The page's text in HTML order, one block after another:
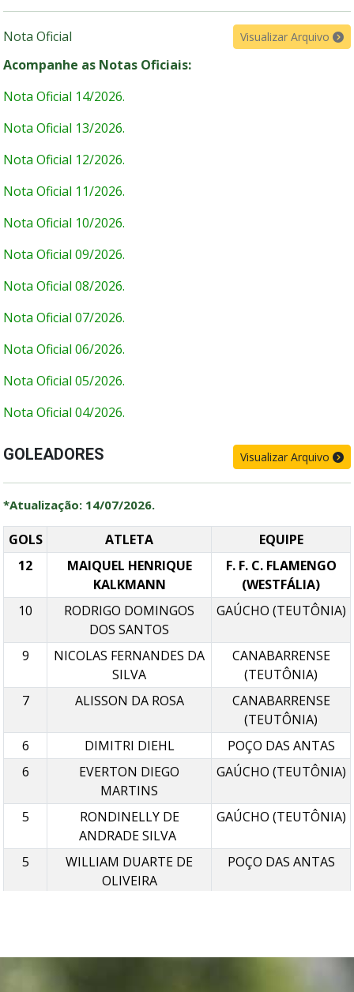
Nota Oficial Visualizar Arquivo
Acompanhe as Notas Oficiais:
Nota Oficial 14/2026.
Nota Oficial 13/2026.
Nota Oficial 12/2026.
Nota Oficial 11/2026.
Nota Oficial 10/2026.
Nota Oficial 09/2026.
Nota Oficial 08/2026.
Nota Oficial 07/2026.
Nota Oficial 06/2026.
Nota Oficial 05/2026.
Nota Oficial 04/2026.
Nota Oficial 03/2026.
Nota Oficial 01/2026.
GOLEADORES Visualizar Arquivo
*Atualização: 14/07/2026.
GOLS ATLETA
EQUIPE
12
MAIQUEL HENRIQUE
KALKMANN
F. F. C. FLAMENGO
(WESTFÁLIA)
10
RODRIGO DOMINGOS
DOS SANTOS
GAÚCHO (TEUTÔNIA)
9
NICOLAS FERNANDES DA
SILVA
CANABARRENSE
(TEUTÔNIA)
7
ALISSON DA ROSA
CANABARRENSE
(TEUTÔNIA)
6
DIMITRI DIEHL
POÇO DAS ANTAS
6
EVERTON DIEGO
MARTINS
GAÚCHO (TEUTÔNIA)
5
RONDINELLY DE
ANDRADE SILVA
GAÚCHO (TEUTÔNIA)
5
WILLIAM DUARTE DE
OLIVEIRA
POÇO DAS ANTAS